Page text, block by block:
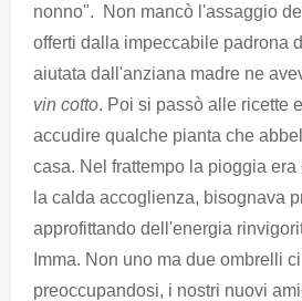
nonno". Non mancò l'assaggio
offerti dalla impeccabile padrona
aiutata dall'anziana madre ne
vin cotto. Poi si passò alle ricette
accudire qualche pianta che
casa. Nel frattempo la pioggia
la calda accoglienza, bisognava
approfittando dell'energia
Imma. Non uno ma due ombrelli
preoccupandosi, i nostri nuovi